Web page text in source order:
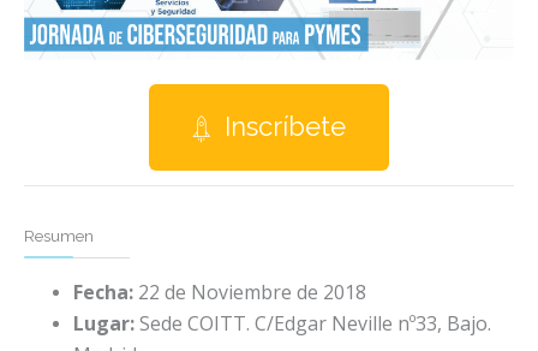
Inscríbete
Resumen
Fecha: 22 de Noviembre de 2018
Lugar:Sede COITT. C/Edgar Neville nº33, Bajo.